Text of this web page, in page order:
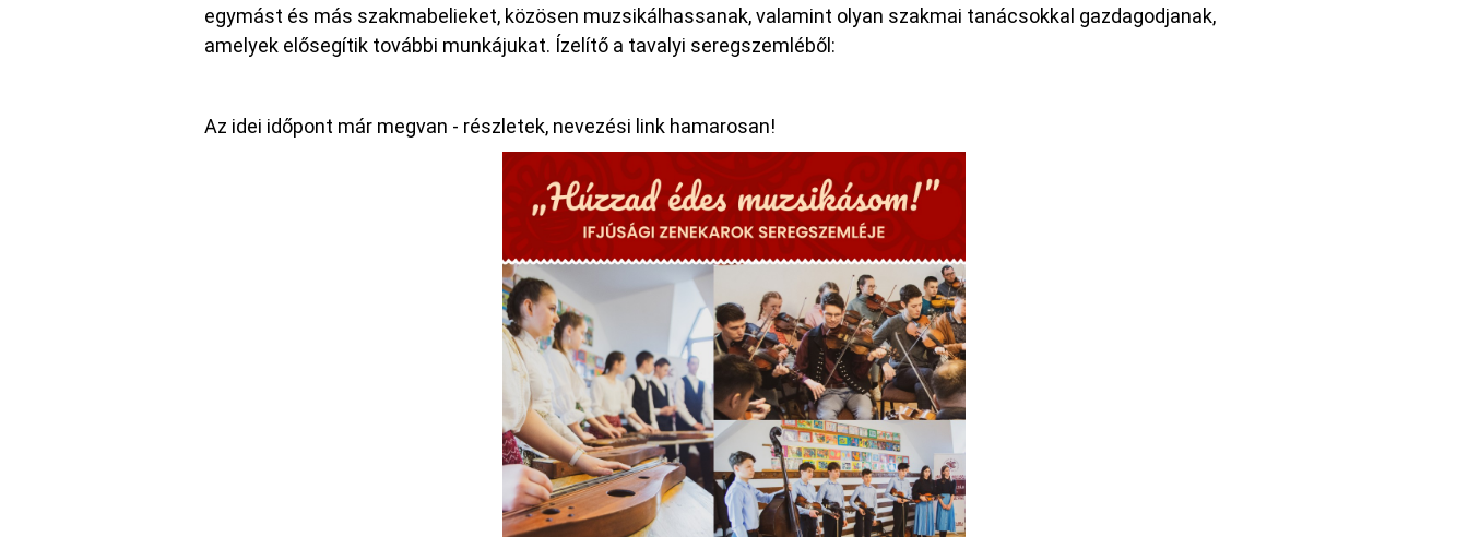
egymást és más szakmabelieket, közösen muzsikálhassanak, valamint olyan szakmai tanácsokkal gazdagodjanak,
amelyek elősegítik további munkájukat. Ízelítő a tavalyi seregszemléből:
Az idei időpont már megvan - részletek, nevezési link hamarosan!